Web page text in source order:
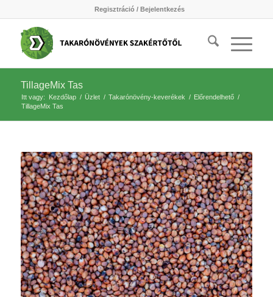
Regisztráció / Bejelentkezés
TillageMix Tas
Itt vagy: Kezdőlap / Üzlet / Takarónövény-keverékek / Előrendelhető /
TillageMix Tas